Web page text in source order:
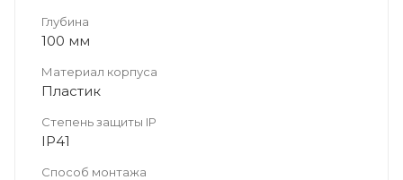
Глубина
100 мм
Материал корпуса
Пластик
Степень защиты IP
IP41
Способ монтажа